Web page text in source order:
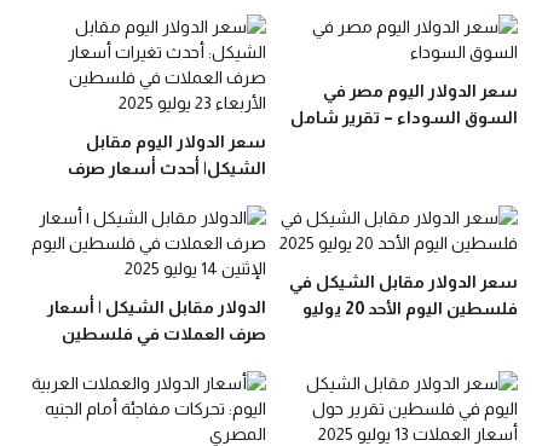
أغسطس
سعر الدولار اليوم مصر في
السوق السوداء – تقرير شامل
سعر الدولار اليوم مقابل
الشيكل| أحدث أسعار صرف
23 يوليو
سعر الدولار مقابل الشيكل في
فلسطين اليوم الأحد 20 يوليو
الدولار مقابل الشيكل | أسعار
صرف العملات في فلسطين